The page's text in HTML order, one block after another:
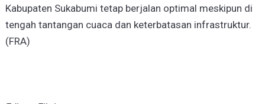
Kabupaten Sukabumi tetap berjalan optimal meskipun di
tengah tantangan cuaca dan keterbatasan infrastruktur.
(FRA)